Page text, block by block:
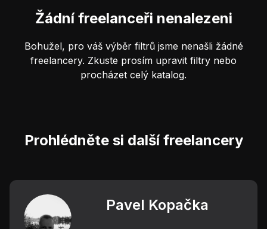
Žádní freelanceři nenalezeni
Bohužel, pro váš výběr filtrů jsme nenašli žádné
freelancery. Zkuste prosím upravit filtry nebo
procházet celý katalog.
Prohlédněte si další freelancery
Pavel Kopačka